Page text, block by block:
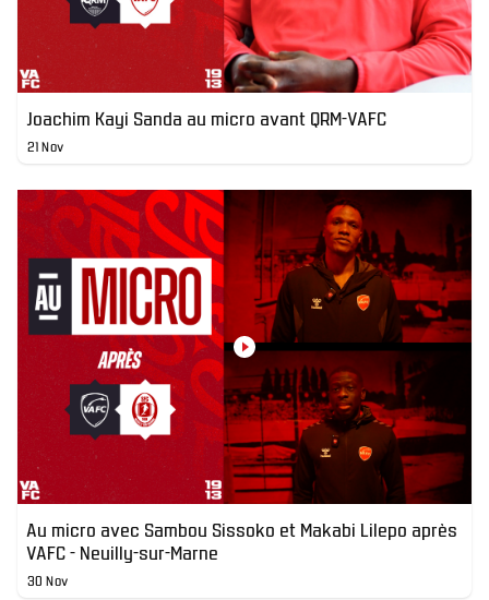
Joachim Kayi Sanda au micro avant QRM-VAFC
21 Nov
Au micro avec Sambou Sissoko et Makabi Lilepo après
VAFC - Neuilly-sur-Marne
30 Nov